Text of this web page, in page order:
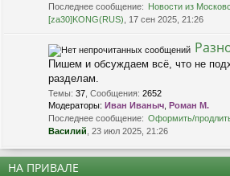
Последнее сообщение: Новости из
[za30]KONG(RUS) , 17 сен 2025, 21:26
Пишем и обсуждаем всё, что не
разделам.
Темы: 37 Сообщения: 2652
Модераторы: Иван Иваныч Роман М.
Последнее сообщение: Оформить/
Василий , 23 июл 2025, 21:26
НА ПРИВАЛЕ